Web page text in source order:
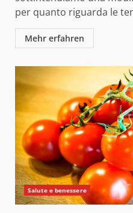
per quanto riguarda le
Mehr erfahren
Salute e benessere